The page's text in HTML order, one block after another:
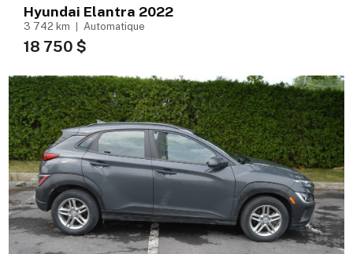
Hyundai Elantra 2022
3 742 km Automatique
18 750 $